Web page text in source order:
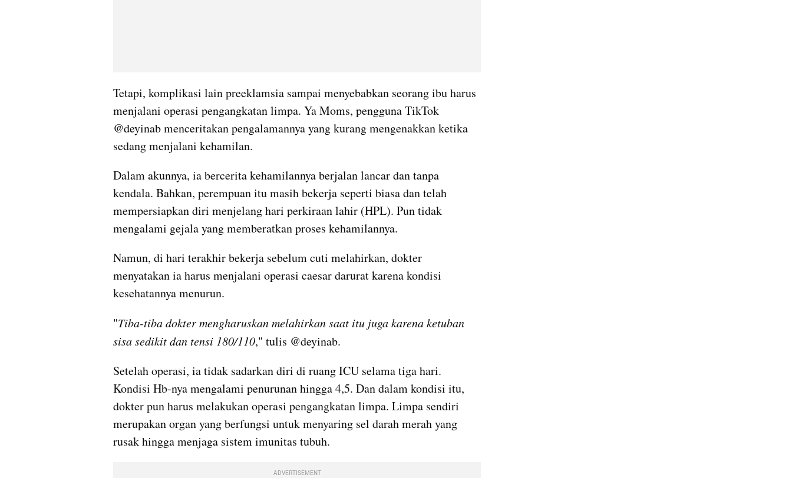
Tetapi, komplikasi lain preeklamsia sampai menyebabkan seorang ibu harus
menjalani operasi pengangkatan limpa. Ya Moms, pengguna TikTok
@deyinab menceritakan pengalamannya yang kurang mengenakkan ketika
sedang menjalani kehamilan.
Dalam akunnya, ia bercerita kehamilannya berjalan lancar dan tanpa
kendala. Bahkan, perempuan itu masih bekerja seperti biasa dan telah
mempersiapkan diri menjelang hari perkiraan lahir (HPL). Pun tidak
mengalami gejala yang memberatkan proses kehamilannya.
Namun, di hari terakhir bekerja sebelum cuti melahirkan, dokter
menyatakan ia harus menjalani operasi caesar darurat karena kondisi
kesehatannya menurun.
"Tiba-tiba dokter mengharuskan melahirkan saat itu juga karena ketuban
sisa sedikit dan tensi 180/110," tulis @deyinab.
Setelah operasi, ia tidak sadarkan diri di ruang ICU selama tiga hari.
Kondisi Hb-nya mengalami penurunan hingga 4,5. Dan dalam kondisi itu,
dokter pun harus melakukan operasi pengangkatan limpa. Limpa sendiri
merupakan organ yang berfungsi untuk menyaring sel darah merah yang
rusak hingga menjaga sistem imunitas tubuh.
ADVERTISEMENT